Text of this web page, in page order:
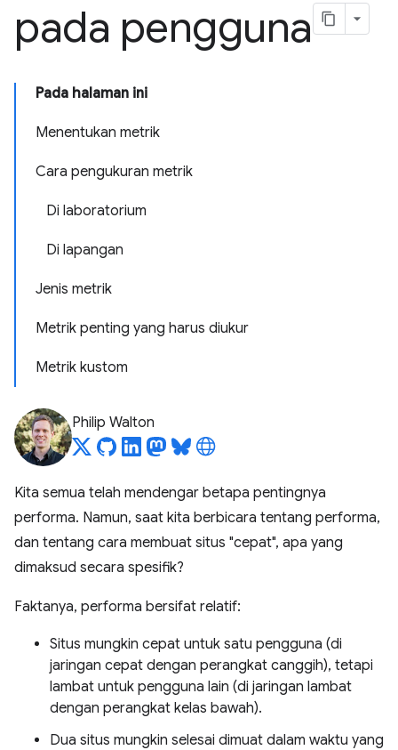
pada pengguna
Pada halaman ini
Menentukan metrik
Cara pengukuran metrik
Di laboratorium
Di lapangan
Jenis metrik
Metrik penting yang harus diukur
Metrik kustom
Philip Walton
Kita semua telah mendengar betapa pentingnya
performa. Namun, saat kita berbicara tentang performa,
dan tentang cara membuat situs "cepat", apa yang
dimaksud secara spesifik?
Faktanya, performa bersifat relatif:
Situs mungkin cepat untuk satu pengguna (di
jaringan cepat dengan perangkat canggih), tetapi
lambat untuk pengguna lain (di jaringan lambat
dengan perangkat kelas bawah).
Dua situs mungkin selesai dimuat dalam waktu yang